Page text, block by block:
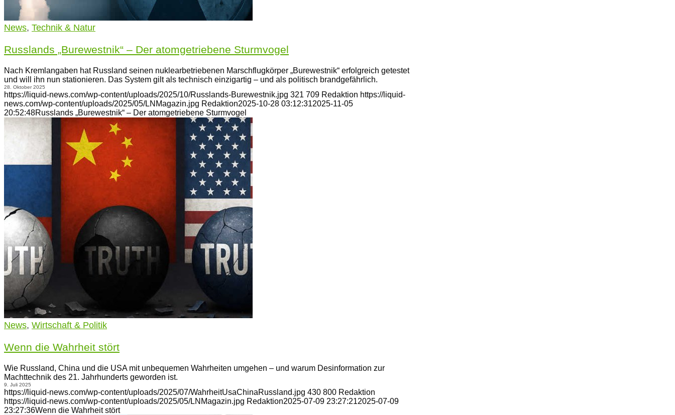
News, Technik & Natur
Russlands „Burewestnik“ – Der atomgetriebene Sturmvogel
Nach Kremlangaben hat Russland seinen nuklearbetriebenen Marschflugkörper „Burewestnik“ erfolgreich getestet
und will ihn nun stationieren. Das System gilt als technisch einzigartig – und als politisch brandgefährlich.
28. Oktober 2025
https://liquid-news.com/wp-content/uploads/2025/10/Russlands-Burewestnik.jpg 321 709 Redaktion https://liquid-
news.com/wp-content/uploads/2025/05/LNMagazin.jpg Redaktion2025-10-28 03:12:312025-11-05
20:52:48Russlands „Burewestnik“ – Der atomgetriebene Sturmvogel
News, Wirtschaft & Politik
Wenn die Wahrheit stört
Wie Russland, China und die USA mit unbequemen Wahrheiten umgehen – und warum Desinformation zur
Machttechnik des 21. Jahrhunderts geworden ist.
9. Juli 2025
https://liquid-news.com/wp-content/uploads/2025/07/WahrheitUsaChinaRussland.jpg 430 800 Redaktion
https://liquid-news.com/wp-content/uploads/2025/05/LNMagazin.jpg Redaktion2025-07-09 23:27:212025-07-09
23:27:36Wenn die Wahrheit stört